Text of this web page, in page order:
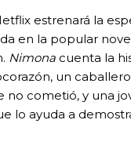
estrenará la
en la popular
Nimona cuenta la
un
no cometió, y una
lo ayuda a